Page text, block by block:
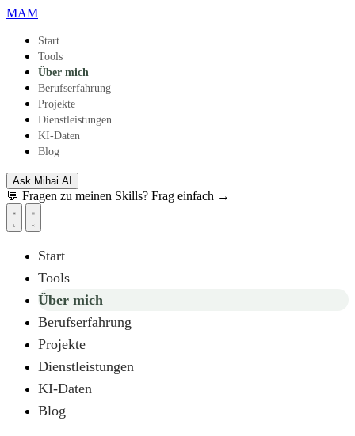
Zum Hauptinhalt springen
MAM
Start
Tools
Über mich
Berufserfahrung
Projekte
Dienstleistungen
KI-Daten
Blog
Ask Mihai AI
💬 Fragen zu meinen Skills? Frag einfach →
Start
Tools
Über mich
Berufserfahrung
Projekte
Dienstleistungen
KI-Daten
Blog